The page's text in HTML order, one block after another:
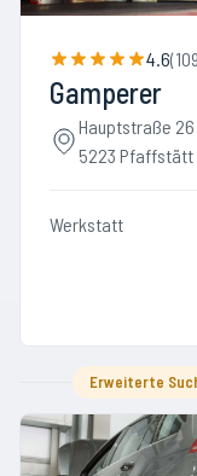
4.6(109
Gamperer
Hauptstraße 26
5223 Pfaffstätt
Werkstatt
Erweiterte